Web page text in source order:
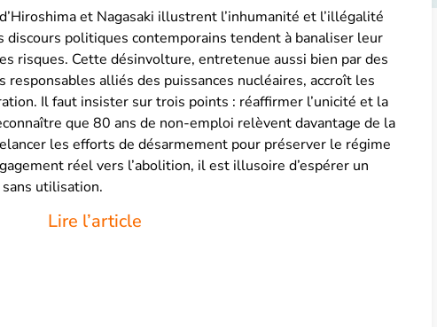
et Nagasaki illustrent l’inhumanité et l’illégalité
discours politiques contemporains tendent à banaliser leur
risques. Cette désinvolture, entretenue aussi bien par des
alliés des puissances nucléaires, accroît les
Il faut insister sur trois points : réaffirmer l’unicité et la
que 80 ans de non-emploi relèvent davantage de la
les efforts de désarmement pour préserver le régime
réel vers l’abolition, il est illusoire d’espérer un
utilisation.
Lire l’article